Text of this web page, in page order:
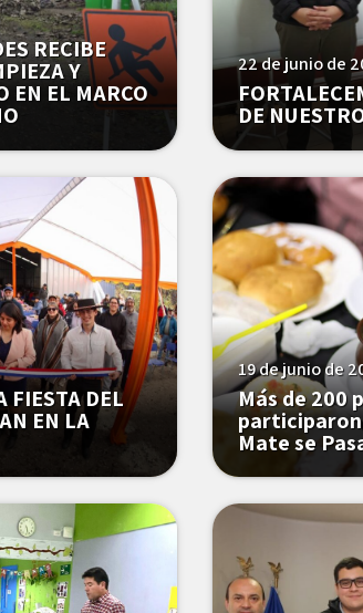
RECIBE
Y
EN EL MARCO
22 de junio de
DE
FIESTA DEL
EN LA
19 de junio de
Más de 200
Mate se